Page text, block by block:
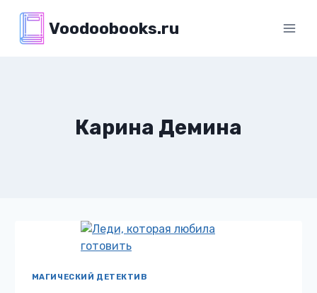
содержимому
Voodoobooks.ru
Карина Демина
МАГИЧЕСКИЙ ДЕТЕКТИВ